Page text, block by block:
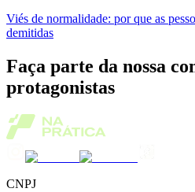
Viés de normalidade: por que as
demitidas
Faça parte da nossa
protagonistas
CNPJ